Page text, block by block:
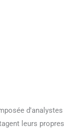
d'analystes
leurs propres